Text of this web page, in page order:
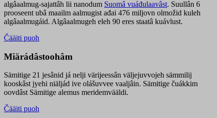
algâaalmug-sajattâh lii nanodum Suomâ vuáđulaavâst. Suullân 6
prooseent ubâ maailm aalmugist ađai 476 miljovn olmožid kuleh
algâaalmugáid. Algâaalmugeh eleh 90 eres staatâ kuávlust.
Čääiti puoh
Miärádâstoohâm
Sämitige 21 jesânid já nelji värijeessân väljejuvvojeh sämmilij
kooskâst jyehi niäljád ive olášuvvee vaaljâin. Sämitige čuákkim
oovdâst Sämitige alemus meridemvääldi.
Čääiti puoh